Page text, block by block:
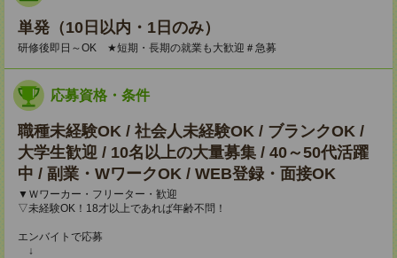
単発（10日以内・1日のみ）
研修後即日～OK ★短期・長期の就業も大歓迎＃急募
応募資格・条件
職種未経験OK / 社会人未経験OK / ブランクOK /
大学生歓迎 / 10名以上の大量募集 / 40～50代活躍
中 / 副業・WワークOK / WEB登録・面接OK
▼Ｗワーカー・フリーター・歓迎
▽未経験OK！18才以上であれば年齢不問！
エンバイトで応募
↓